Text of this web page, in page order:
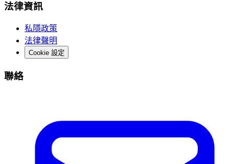
法律資訊
私隱政策
法律聲明
Cookie 設定
聯絡